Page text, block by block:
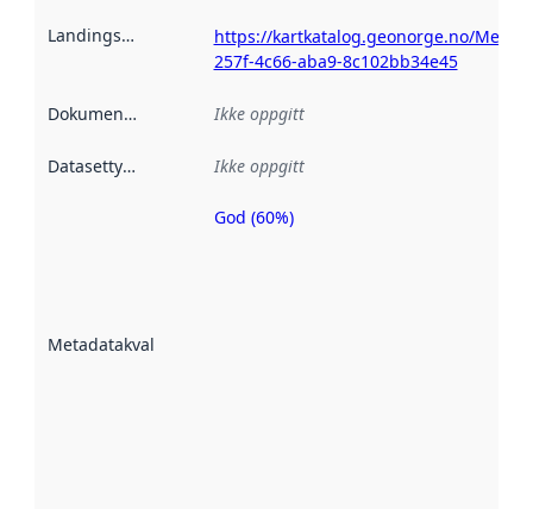
Landingsside
https://kartkatalog.geonorge.no/
257f-4c66-aba9-8c102bb34e45
Dokumentasjon Ikke oppgitt
Datasettype Ikke oppgitt
Metadatakvalitet
Metadatakvalitet
God (60%)